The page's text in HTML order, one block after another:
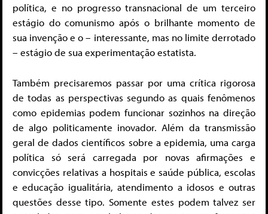
política, e no progresso transnacional de um terceiro
estágio do comunismo após o brilhante momento de
sua invenção e o – interessante, mas no limite derrotado
– estágio de sua experimentação estatista.
Também precisaremos passar por uma crítica rigorosa
de todas as perspectivas segundo as quais fenômenos
como epidemias podem funcionar sozinhos na direção
de algo politicamente inovador. Além da transmissão
geral de dados científicos sobre a epidemia, uma carga
política só será carregada por novas afirmações e
convicções relativas a hospitais e saúde pública, escolas
e educação igualitária, atendimento a idosos e outras
questões desse tipo. Somente estes podem talvez ser